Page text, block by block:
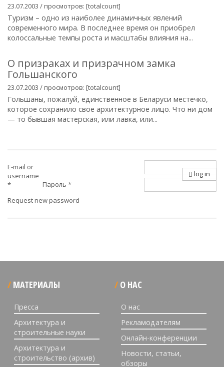
23.07.2003 / просмотров: [totalcount]
Туризм – одно из наиболее динамичных явлений
современного мира. В последнее время он приобрел
колоссальные темпы роста и масштабы влияния на...
О призраках и призрачном замка
Гольшанского
23.07.2003 / просмотров: [totalcount]
Гольшаны, пожалуй, единственное в Беларуси местечко,
которое сохранило свое архитектурное лицо. Что ни дом
— то бывшая мастерская, или лавка, или...
E-mail or
username
*
Пароль *
Request new password
log in
МАТЕРИАЛЫ
Пресса
Архитектура и
строительные науки
Архитектура и
строительство (архив)
О НАС
О нас
Рекламодателям
Онлайн-конференции
Новости, статьи,
обзоры